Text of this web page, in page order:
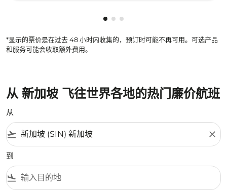
显示 cmp-pagination-showing-
显示 cmp-pagination-
显示 cmp-pagination-
*显示的票价是在过去 48 小时内收集的，预订时可能不再可用。可选产品
和服务可能会收取额外费用。
从 新加坡 飞往世界各地的热门廉价航班
从
flight_takeoff close
到
flight_land